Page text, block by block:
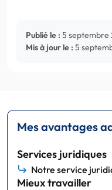
Publié le : 5 septembre
Mis à jour le : 5
Mes avantages
Services juridiques
Notre service
Mieux travailler